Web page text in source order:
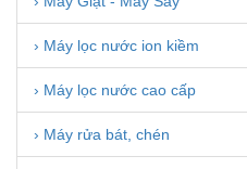
› Máy lọc nước ion kiềm
› Máy lọc nước cao cấp
› Máy rửa bát, chén